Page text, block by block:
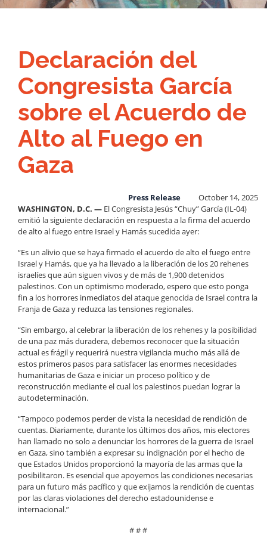
Declaración del
Congresista García
sobre el Acuerdo de
Alto al Fuego en
Gaza
October 14, 2025
Press Release
WASHINGTON, D.C. — El Congresista Jesús “Chuy” García (IL-04)
emitió la siguiente declaración en respuesta a la firma del acuerdo
de alto al fuego entre Israel y Hamás sucedida ayer:
“Es un alivio que se haya firmado el acuerdo de alto el fuego entre
Israel y Hamás, que ya ha llevado a la liberación de los 20 rehenes
israelíes que aún siguen vivos y de más de 1,900 detenidos
palestinos. Con un optimismo moderado, espero que esto ponga
fin a los horrores inmediatos del ataque genocida de Israel contra la
Franja de Gaza y reduzca las tensiones regionales.
“Sin embargo, al celebrar la liberación de los rehenes y la posibilidad
de una paz más duradera, debemos reconocer que la situación
actual es frágil y requerirá nuestra vigilancia mucho más allá de
estos primeros pasos para satisfacer las enormes necesidades
humanitarias de Gaza e iniciar un proceso político y de
reconstrucción mediante el cual los palestinos puedan lograr la
autodeterminación.
“Tampoco podemos perder de vista la necesidad de rendición de
cuentas. Diariamente, durante los últimos dos años, mis electores
han llamado no solo a denunciar los horrores de la guerra de Israel
en Gaza, sino también a expresar su indignación por el hecho de
que Estados Unidos proporcionó la mayoría de las armas que la
posibilitaron. Es esencial que apoyemos las condiciones necesarias
para un futuro más pacífico y que exijamos la rendición de cuentas
por las claras violaciones del derecho estadounidense e
internacional.”
# # #